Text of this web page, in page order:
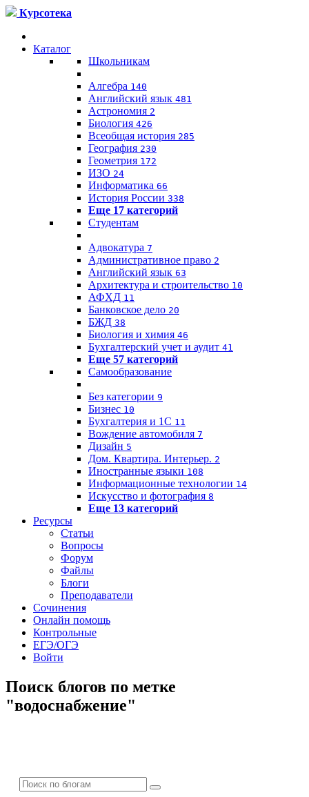
Курсотека
Каталог
Школьникам
Алгебра 140
Английский язык 481
Астрономия 2
Биология 426
Всеобщая история 285
География 230
Геометрия 172
ИЗО 24
Информатика 66
История России 338
Еще 17 категорий
Студентам
Адвокатура 7
Административное право 2
Английский язык 63
Архитектура и строительство 10
АФХД 11
Банковское дело 20
БЖД 38
Биология и химия 46
Бухгалтерский учет и аудит 41
Еще 57 категорий
Самообразование
Без категории 9
Бизнес 10
Бухгалтерия и 1C 11
Вождение автомобиля 7
Дизайн 5
Дом. Квартира. Интерьер. 2
Иностранные языки 108
Информационные технологии 14
Искусство и фотография 8
Еще 13 категорий
Ресурсы
Статьи
Вопросы
Форум
Файлы
Блоги
Преподаватели
Сочинения
Онлайн помощь
Контрольные
ЕГЭ/ОГЭ
Войти
Поиск блогов по метке
"водоснабжение"